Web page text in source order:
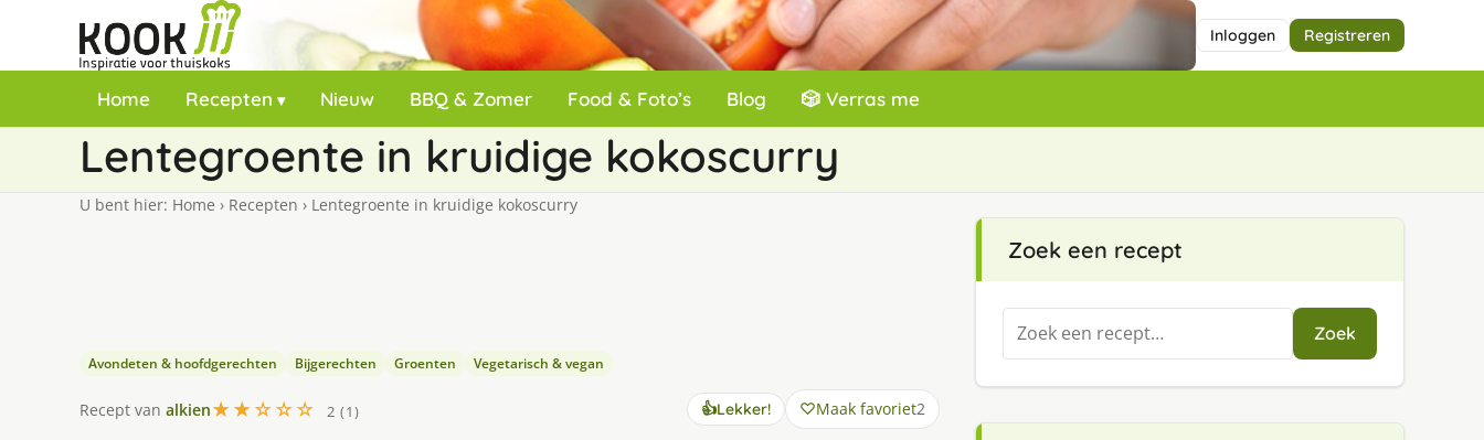
Inloggen Registreren
Home Recepten Nieuw BBQ & Zomer Food & Foto’s Blog 🎲 Verras me
Lentegroente in kruidige kokoscurry
U bent hier: Home › Recepten › Lentegroente in kruidige kokoscurry
Avondeten & hoofdgerechten Bijgerechten Groenten Vegetarisch & vegan
Recept van alkien★★☆☆☆ 2 (1) 👍Lekker! Maak favoriet2
Zoek een recept
Zoeken
naar:
Zoek